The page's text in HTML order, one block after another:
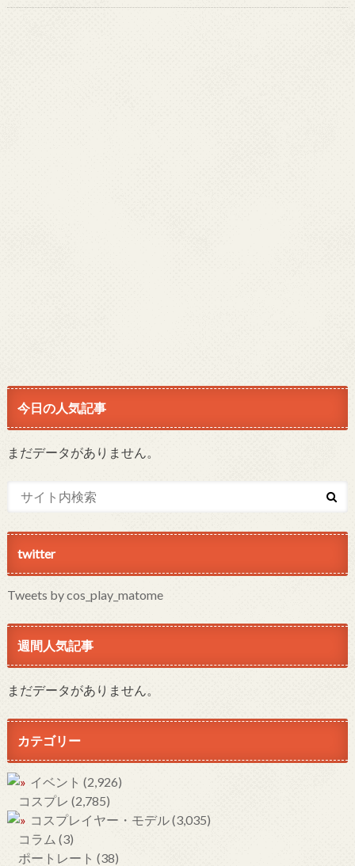
今日の人気記事
まだデータがありません。
twitter
Tweets by cos_play_matome
週間人気記事
まだデータがありません。
カテゴリー
イベント (2,926)
コスプレ (2,785)
コスプレイヤー・モデル(3,035)
コラム (3)
ポートレート (38)